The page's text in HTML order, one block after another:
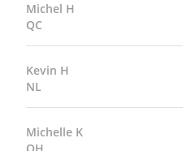
Michel H
QC
Kevin H
NL
Michelle K